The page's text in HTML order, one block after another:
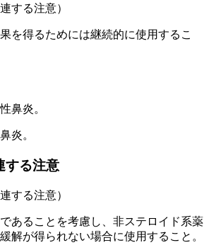
する注意）
を得るためには継続的に使用するこ
鼻炎。
炎。
する注意
する注意）
あることを考慮し、非ステロイド系薬
解が得られない場合に使用すること。